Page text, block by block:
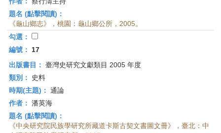
題名 (點擊閱讀)：
《龜山鄉志》，桃園：龜山鄉公所，2005。
勾選：
編號：
17
出版書目： 臺灣史研究文獻類目 2005 年度
類別：
史料
時期(主題)： 通論
作者： 潘英海
題名 (點擊閱讀)：
《中央研究院民族學研究所藏道卡斯古契文書圖文冊》，臺北：中